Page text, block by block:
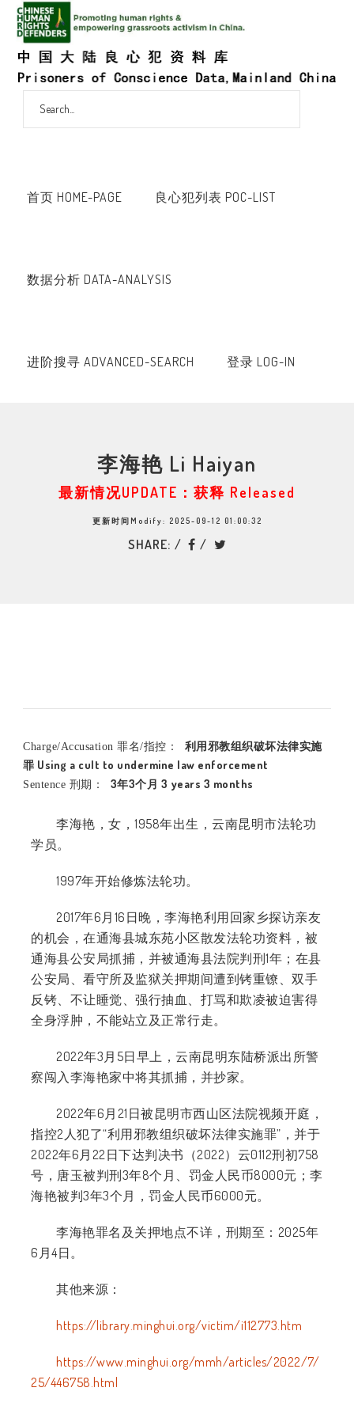
首页 HOME-PAGE 良心犯列表 POC-LIST
数据分析 DATA-ANALYSIS
进阶搜寻 ADVANCED-SEARCH 登录 LOG-IN
李海艳 Li Haiyan
最新情况UPDATE：获释 Released
更新时间Modify: 2025-09-12 01:00:32
SHARE:
Charge/Accusation 罪名/指控：
利用邪教组织破坏法律实施
罪 Using a cult to undermine law enforcement
Sentence 刑期： 3年3个月 3 years 3 months
李海艳，女，1958年出生，云南昆明市法轮功
学员。
1997年开始修炼法轮功。
2017年6月16日晚，李海艳利用回家乡探访亲友
的机会，在通海县城东苑小区散发法轮功资料，被
通海县公安局抓捕，并被通海县法院判刑1年；在县
公安局、看守所及监狱关押期间遭到铐重镣、双手
反铐、不让睡觉、强行抽血、打骂和欺凌被迫害得
全身浮肿，不能站立及正常行走。
2022年3月5日早上，云南昆明东陆桥派出所警
察闯入李海艳家中将其抓捕，并抄家。
2022年6月21日被昆明市西山区法院视频开庭，
指控2人犯了“利用邪教组织破坏法律实施罪”，并于
2022年6月22日下达判决书（2022）云0112刑初758
号，唐玉被判刑3年8个月、罚金人民币8000元；李
海艳被判3年3个月，罚金人民币6000元。
李海艳罪名及关押地点不详，刑期至：2025年
6月4日。
其他来源：
https://library.minghui.org/victim/i112773.htm
https://www.minghui.org/mmh/articles/2022/7/
25/446758.html